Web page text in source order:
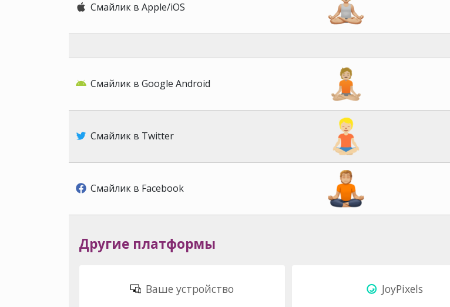
Смайлик в Apple/iOS
Смайлик в Google Android
Смайлик в Twitter
Смайлик в Facebook
Другие платформы
Ваше устройство JoyPixels